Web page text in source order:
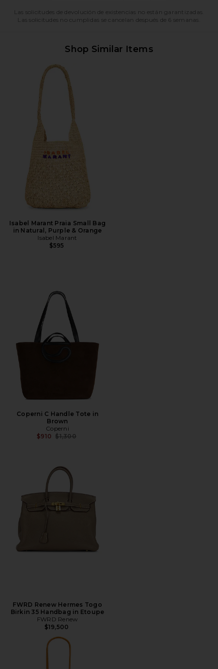
Las solicitudes de devolución de existencias no están garantizadas.
Las solicitudes no cumplidas se cancelan después de 6 semanas.
Shop Similar Items
Isabel Marant Praia Small Bag
in Natural, Purple & Orange
Isabel Marant
$595
Coperni C Handle Tote in
Brown
Coperni
$910 Precio anterior:
$1,300
FWRD Renew Hermes Togo
Birkin 35 Handbag in Etoupe
FWRD Renew
$19,500